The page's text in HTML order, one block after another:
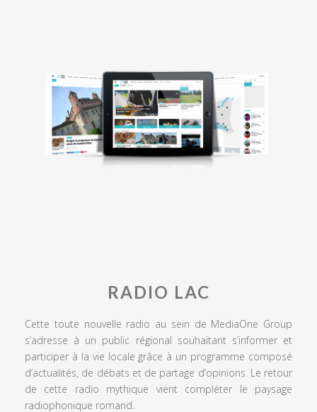
RADIO LAC
Cette toute nouvelle radio au sein de MediaOne Group
s’adresse à un public régional souhaitant s’informer et
participer à la vie locale grâce à un programme composé
d’actualités, de débats et de partage d’opinions. Le retour
de cette radio mythique vient compléter le paysage
radiophonique romand.